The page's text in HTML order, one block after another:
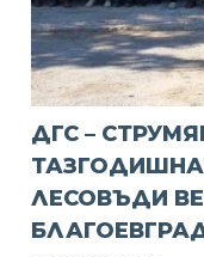
ДГС –
ЛЕСОВЪДИ